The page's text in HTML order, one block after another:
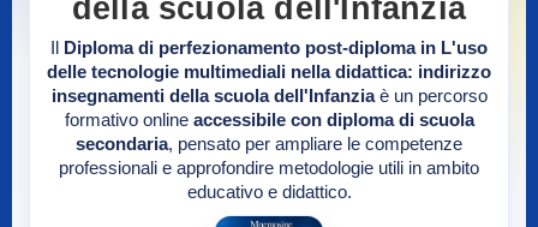
della scuola dell'Infanzia
Diploma di perfezionamento post-diploma in L'uso
delle tecnologie multimediali nella didattica: indirizzo
insegnamenti della scuola dell'Infanziaè un percorso
formativo online accessibile con diploma di scuola
secondaria, pensato per ampliare le competenze
professionali e approfondire metodologie utili in ambito
educativo e didattico.